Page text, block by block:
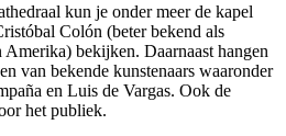
kun je onder meer de kapel
Colón (beter bekend als
bekijken. Daarnaast hangen
van bekende kunstenaars waaronder
en Luis de Vargas. Ook de
het publiek.